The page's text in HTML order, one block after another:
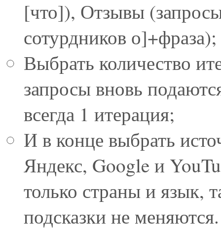
[что]), Отзывы
сотурдников о]+фраза);
Выбрать количество
запросы вновь
всегда 1 итерация;
И в конце выбрать
Яндекс, Google и
только страны и язык,
подсказки не меняются.